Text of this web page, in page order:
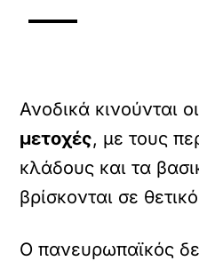
Ανοδικά κινούνται
μετοχές, με τους
κλάδους και τα
βρίσκονται σε
Ο πανευρωπαϊκός